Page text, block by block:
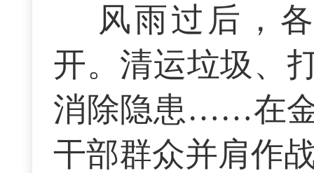
风雨过后，
开。清运垃圾、
消除隐患……在金
干部群众并肩作